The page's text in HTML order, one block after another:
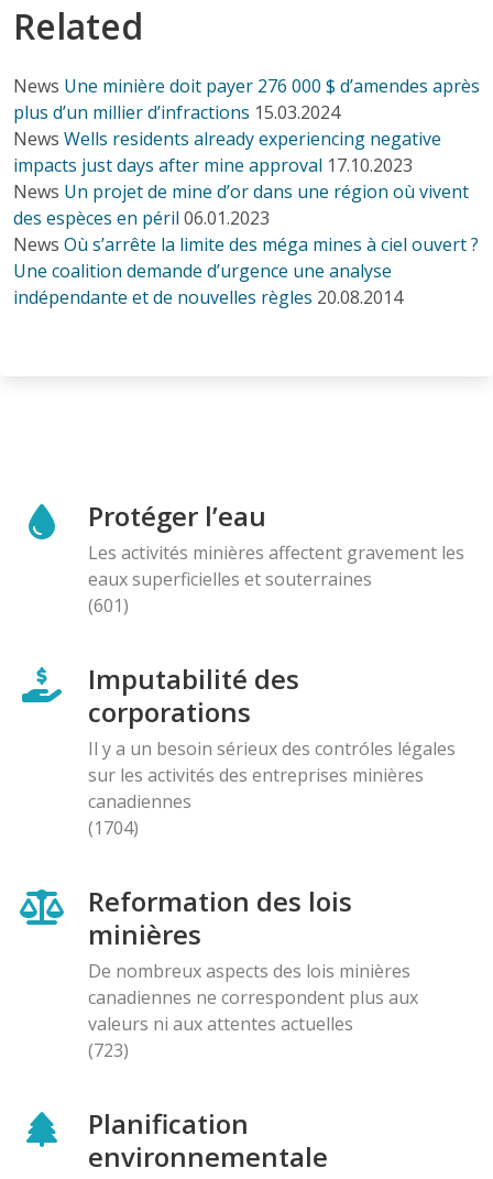
Related
News Une minière doit payer 276 000 $ d’amendes après
plus d’un millier d’infractions 15.03.2024
News Wells residents already experiencing negative
impacts just days after mine approval 17.10.2023
News Un projet de mine d’or dans une région où vivent
des espèces en péril 06.01.2023
News Où s’arrête la limite des méga mines à ciel ouvert ?
Une coalition demande d’urgence une analyse
indépendante et de nouvelles règles 20.08.2014
Protéger l’eau
Les activités minières affectent gravement les
eaux superficielles et souterraines
(601)
Imputabilité des
corporations
Il y a un besoin sérieux des contróles légales
sur les activités des entreprises minières
canadiennes
(1704)
Reformation des lois
minières
De nombreux aspects des lois minières
canadiennes ne correspondent plus aux
valeurs ni aux attentes actuelles
(723)
Planification
environnementale